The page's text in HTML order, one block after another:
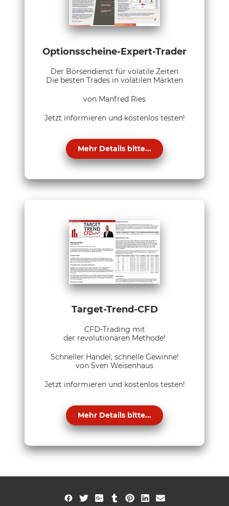
Optionsscheine-Expert-Trader
Der Börsendienst für volatile Zeiten
Die besten Trades in volatilen Märkten
von Manfred Ries
Jetzt informieren und kostenlos testen!
Mehr Details bitte...
Target-Trend-CFD
CFD-Trading mit
der revolutionären Methode!
Schneller Handel, schnelle Gewinne!
von Sven Weisenhaus
Jetzt informieren und kostenlos testen!
Mehr Details bitte...